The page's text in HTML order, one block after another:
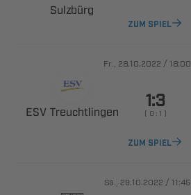

ZUM SPIEL
.,  /
 

    
ZUM SPIEL
.,  /